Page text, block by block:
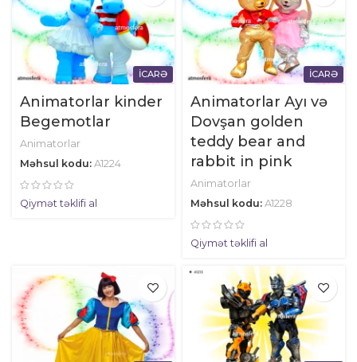
İCARƏ
Animatorlar kinder
Begemotlar
Animatorlar
Məhsul kodu: A1224
Qiymət təklifi al
İCARƏ
Animatorlar Ayı və
Dovşan golden
teddy bear and
rabbit in pink
Animatorlar
Məhsul kodu: A1228
Qiymət təklifi al